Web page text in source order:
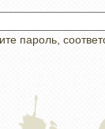
пароль,